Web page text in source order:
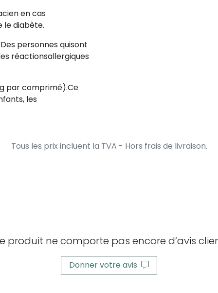
en cas
diabète.
personnes quisont
réactionsallergiques
par comprimé).Ce
les
Tous les prix incluent la TVA - Hors frais de livraison.
produit ne comporte pas encore d’avis
Donner votre avis